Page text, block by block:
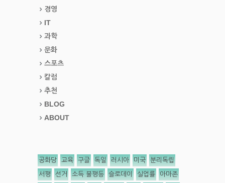
경영
IT
과학
문화
스포츠
칼럼
추천
BLOG
ABOUT
공화당 교육 구글 독일 러시아 미국 분리독립
서평 선거 소득 불평등 슬로데이 실업률 아마존